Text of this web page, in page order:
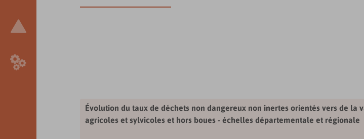
Évolution du taux de déchets non dangereux non inertes orientés vers de
agricoles et sylvicoles et hors boues - échelles départementale et régionale